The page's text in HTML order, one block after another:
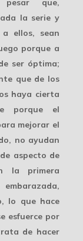
que,
la serie y
a ellos, sean
porque a
ser óptima;
que de los
haya cierta
porque el
mejorar el
no ayudan
aspecto de
la primera
lo que hace
esfuerce por
de hacer